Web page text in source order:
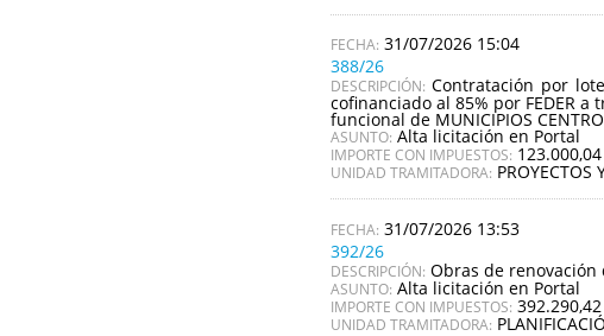
31/07/2026 15:04
388/26
DESCRIPCIÓN: Contratación por
cofinanciado al 85% por FEDER
funcional de MUNICIPIOS
ASUNTO: Alta licitación en Portal
IMPORTE CON IMPUESTOS:
UNIDAD TRAMITADORA: PROYECTOS
31/07/2026 13:53
392/26
DESCRIPCIÓN: Obras de
ASUNTO: Alta licitación en Portal
IMPORTE CON IMPUESTOS:
UNIDAD TRAMITADORA: